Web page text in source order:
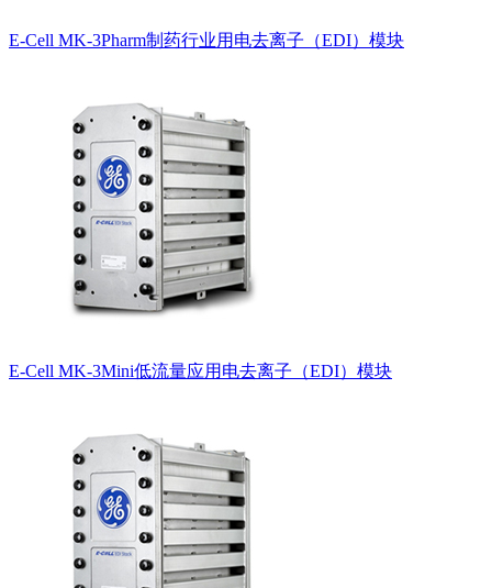
E-Cell MK-3Pharm制药行业用电去离子（EDI）模块
E-Cell MK-3Mini低流量应用电去离子（EDI）模块